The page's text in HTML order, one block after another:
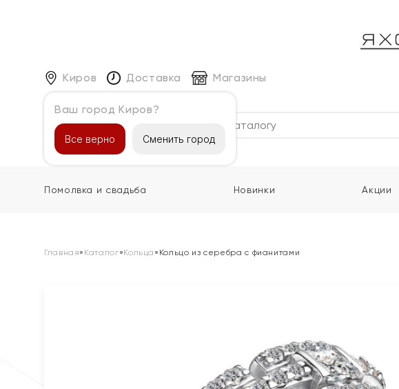
Киров
Ваш город Киров?
Все верно Сменить город
Доставка Магазины
Каталог
Помолвка и свадьба Новинки Акции
Главная» Каталог»Кольца » Кольцо из серебра с фианитами